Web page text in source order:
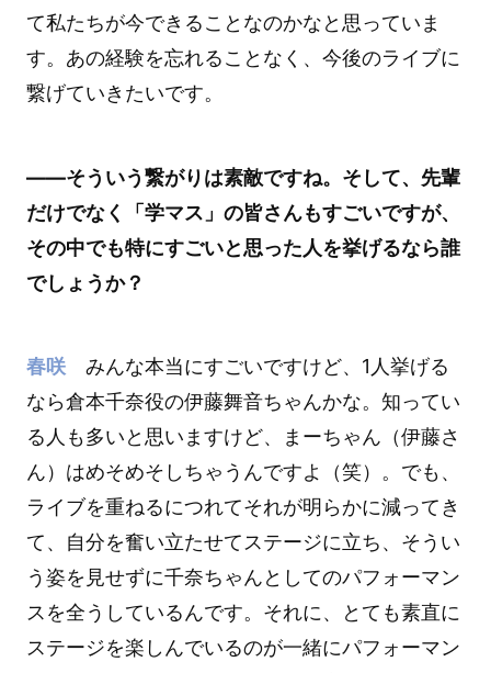
て私たちが今できることなのかなと思っていま
す。あの経験を忘れることなく、今後のライブに
繋げていきたいです。
――そういう繋がりは素敵ですね。そして、先輩
だけでなく「学マス」の皆さんもすごいですが、
その中でも特にすごいと思った人を挙げるなら誰
でしょうか？
春咲みんな本当にすごいですけど、1人挙げる
なら倉本千奈役の伊藤舞音ちゃんかな。知ってい
る人も多いと思いますけど、まーちゃん（伊藤さ
ん）はめそめそしちゃうんですよ（笑）。でも、
ライブを重ねるにつれてそれが明らかに減ってき
て、自分を奮い立たせてステージに立ち、そうい
う姿を見せずに千奈ちゃんとしてのパフォーマン
スを全うしているんです。それに、とても素直に
ステージを楽しんでいるのが一緒にパフォーマン